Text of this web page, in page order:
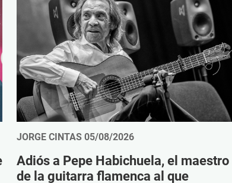
JORGE CINTAS 05/08/2026
Adiós a Pepe Habichuela, el maestro
de la guitarra flamenca al que